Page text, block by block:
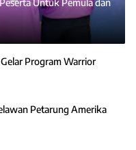
Program Warrior
Petarung Amerika